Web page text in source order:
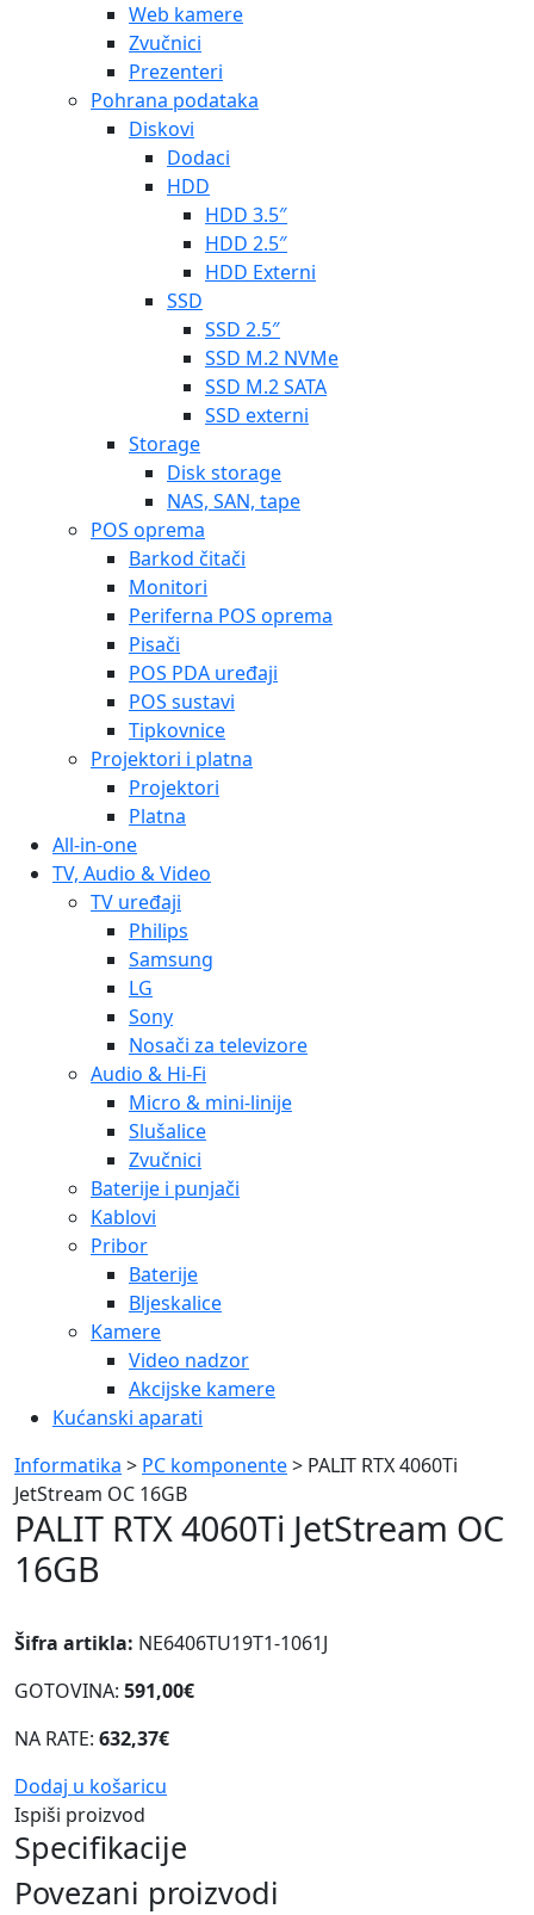
Web kamere
Zvučnici
Prezenteri
Pohrana podataka
Diskovi
Dodaci
HDD
HDD 3.5″
HDD 2.5″
HDD Externi
SSD
SSD 2.5″
SSD M.2 NVMe
SSD M.2 SATA
SSD externi
Storage
Disk storage
NAS, SAN, tape
POS oprema
Barkod čitači
Monitori
Periferna POS oprema
Pisači
POS PDA uređaji
POS sustavi
Tipkovnice
Projektori i platna
Projektori
Platna
All-in-one
TV, Audio & Video
TV uređaji
Philips
Samsung
LG
Sony
Nosači za televizore
Audio & Hi-Fi
Micro & mini-linije
Slušalice
Zvučnici
Baterije i punjači
Kablovi
Pribor
Baterije
Bljeskalice
Kamere
Video nadzor
Akcijske kamere
Kućanski aparati
Informatika > PC komponente> PALIT RTX 4060Ti
JetStream OC 16GB
PALIT RTX 4060Ti JetStream OC
16GB
Šifra artikla: NE6406TU19T1-1061J
GOTOVINA: 591,00€
NA RATE: 632,37€
Dodaj u košaricu
Ispiši proizvod
Specifikacije
Povezani proizvodi